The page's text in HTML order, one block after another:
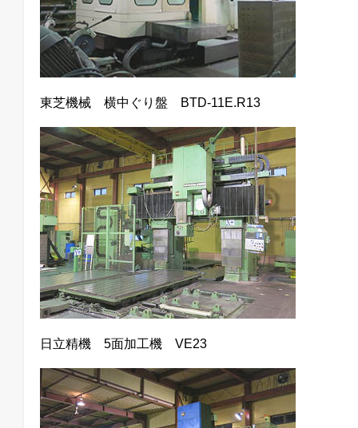
東芝機械 横中ぐり盤 BTD-11E.R13
日立精機 5面加工機 VE23